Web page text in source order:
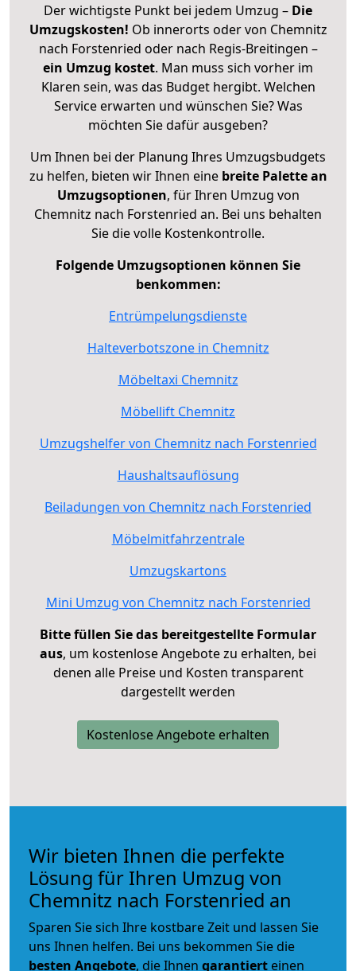
Der wichtigste Punkt bei jedem Umzug – Die
Umzugskosten! Ob innerorts oder von Chemnitz
nach Forstenried oder nach Regis-Breitingen –
ein Umzug kostet. Man muss sich vorher im
Klaren sein, was das Budget hergibt. Welchen
Service erwarten und wünschen Sie? Was
möchten Sie dafür ausgeben?
Um Ihnen bei der Planung Ihres Umzugsbudgets
zu helfen, bieten wir Ihnen eine breite Palette an
Umzugsoptionen, für Ihren Umzug von
Chemnitz nach Forstenried an. Bei uns behalten
Sie die volle Kostenkontrolle.
Folgende Umzugsoptionen können Sie
benkommen:
Entrümpelungsdienste
Halteverbotszone in Chemnitz
Möbeltaxi Chemnitz
Möbellift Chemnitz
Umzugshelfer von Chemnitz nach Forstenried
Haushaltsauflösung
Beiladungen von Chemnitz nach Forstenried
Möbelmitfahrzentrale
Umzugskartons
Mini Umzug von Chemnitz nach Forstenried
Bitte füllen Sie das bereitgestellte Formular
aus, um kostenlose Angebote zu erhalten, bei
denen alle Preise und Kosten transparent
dargestellt werden
Kostenlose Angebote erhalten
Wir bieten Ihnen die perfekte
Lösung für Ihren Umzug von
Chemnitz nach Forstenried an
Sparen Sie sich Ihre kostbare Zeit und lassen Sie
uns Ihnen helfen. Bei uns bekommen Sie die
besten Angebote, die Ihnen garantiert einen